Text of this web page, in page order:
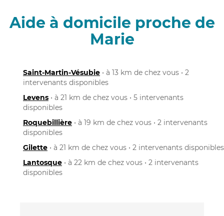
Aide à domicile proche de
Marie
Saint-Martin-Vésubie • à 13 km de chez vous • 2
intervenants disponibles
Levens • à 21 km de chez vous • 5 intervenants
disponibles
Roquebillière • à 19 km de chez vous • 2 intervenants
disponibles
Gilette • à 21 km de chez vous • 2 intervenants disponibles
Lantosque • à 22 km de chez vous • 2 intervenants
disponibles